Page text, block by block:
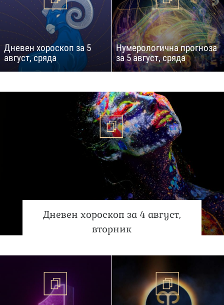
Дневен хороскоп за 5
август, сряда
Нумерологична прогноза
за 5 август, сряда
Дневен хороскоп за 4 август,
вторник